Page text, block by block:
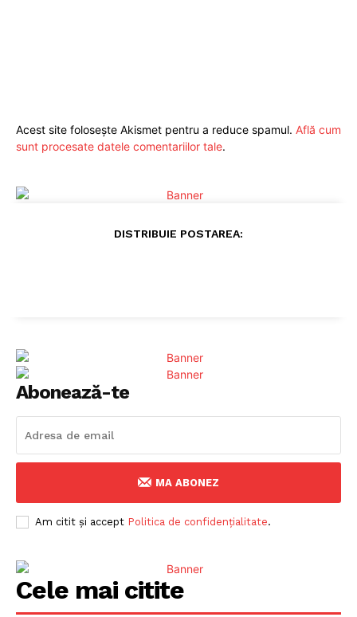
Publicitate
Acest site folosește Akismet pentru a reduce spamul. Află cum
sunt procesate datele comentariilor tale.
DISTRIBUIE POSTAREA:
Abonează-te
MA ABONEZ
Am citit și accept Politica de confidențialitate.
Cele mai citite